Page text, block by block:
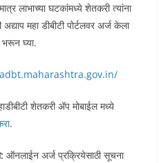
लाभाच्या घटकांमध्ये शेतकरी त्यांना
महा डीबीटी पोर्टलवर अर्ज केला
घ्या.
शेतकरी अ‍ॅप मोबाईल मध्ये
.
ऑनलाईन अर्ज प्रक्रियेसाठी सूचना